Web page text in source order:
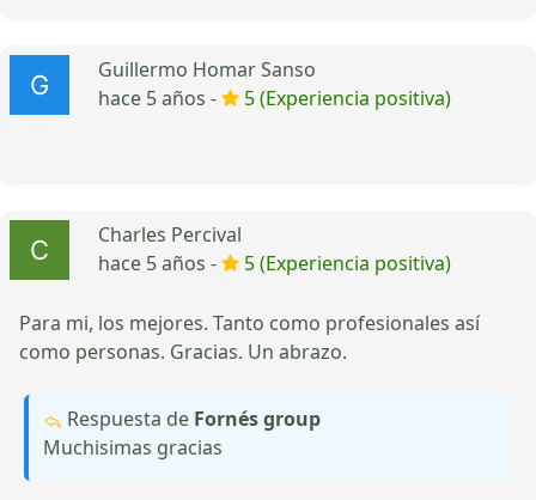
Guillermo Homar Sanso
hace 5 años -
5 (Experiencia positiva)
Charles Percival
hace 5 años -
5 (Experiencia positiva)
Para mi, los mejores. Tanto como profesionales así
como personas. Gracias. Un abrazo.
Respuesta de Fornés group
Muchisimas gracias